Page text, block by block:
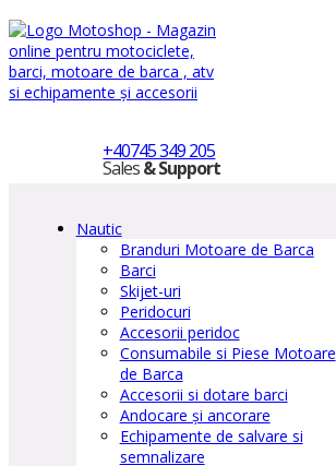
+40745 349 205
Sales& Support
Nautic
Branduri Motoare de Barca
Barci
Skijet-uri
Peridocuri
Accesorii peridoc
Consumabile si Piese Motoare
de Barca
Accesorii si dotare barci
Andocare și ancorare
Echipamente de salvare si
semnalizare